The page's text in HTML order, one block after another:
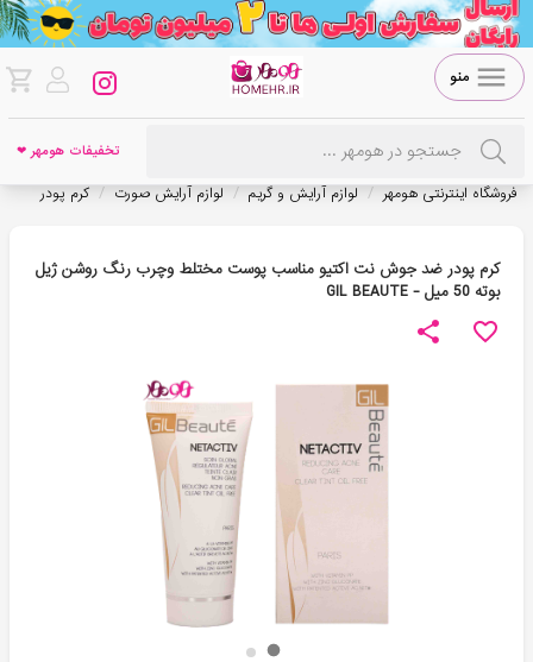
منو
تخفیفات هومهر ❤
فروشگاه اینترنتی هومهر / لوازم آرایش و گریم / لوازم آرایش صورت / کرم پودر
کرم پودر ضد جوش نت اکتيو مناسب پوست مختلط وچرب رنگ روشن ژیل
بوته 50 ميل - GIL BEAUTE